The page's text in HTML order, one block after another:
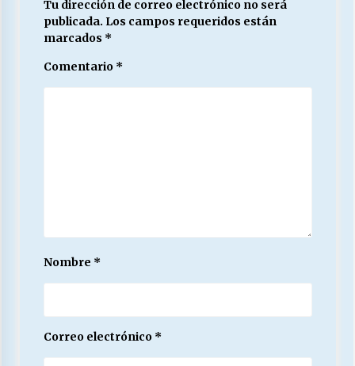
Tu dirección de correo electrónico no será
publicada. Los campos requeridos están
marcados *
Comentario *
Nombre *
Correo electrónico *